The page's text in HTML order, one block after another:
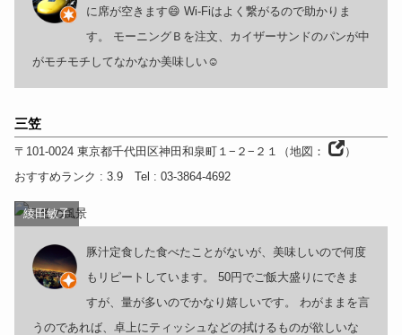
に席が空きます😄 Wi-Fiはよく繋がるので助かりま
す。 モーニングＢを注文、カイザーサンドのパンが中
がモチモチしてなかなか美味しい☺️
三笠
〒101-0024 東京都千代田区神田和泉町１−２−２１ （地図：
）
おすすめランク : 3.9 Tel : 03-3864-4692
綾田敏子
豚汁定食した食べたことがないが、美味しいので何度
もリピートしています。 50円でご飯大盛りにできま
すが、量が多いのでかなり嬉しいです。 わがままを言
うのであれば、卓上にティッシュなどの拭けるものが欲しいな